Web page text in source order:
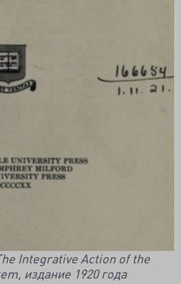
Integrative Action of the
издание 1920 года